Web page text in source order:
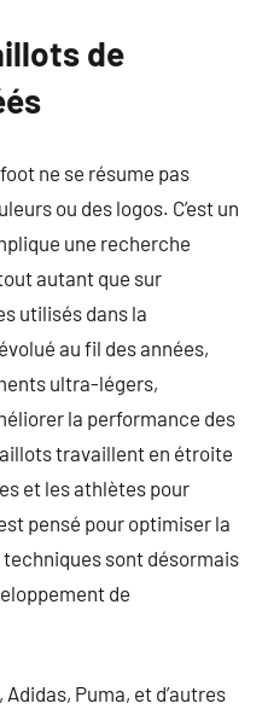
de
ne se résume pas
ou des logos. C’est un
une recherche
autant que sur
utilisés dans la
au fil des années,
ultra-légers,
la performance des
travaillent en étroite
et les athlètes pour
pensé pour optimiser la
sont désormais
de
Puma, et d’autres